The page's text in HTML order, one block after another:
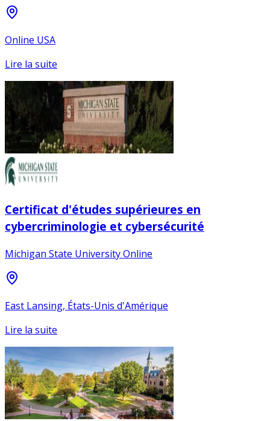
Online USA
Lire la suite
Certificat d'études supérieures en
cybercriminologie et cybersécurité
Michigan State University Online
East Lansing, États-Unis d'Amérique
Lire la suite